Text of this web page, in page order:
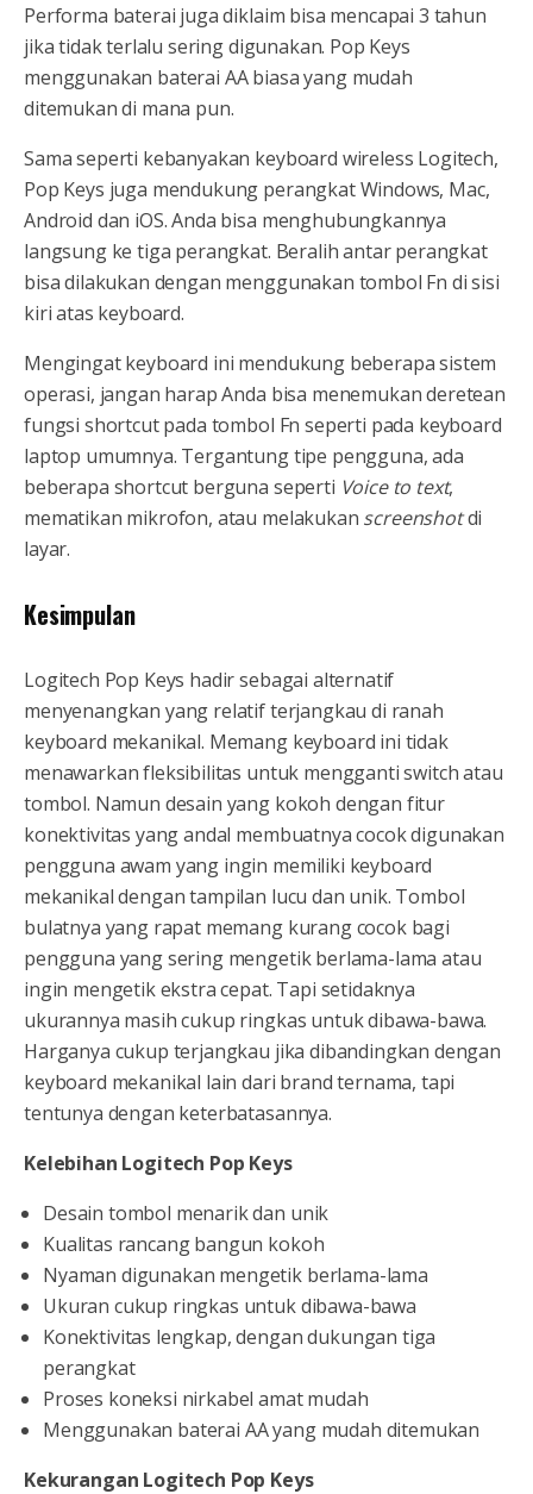
Performa baterai juga diklaim bisa mencapai 3 tahun
jika tidak terlalu sering digunakan. Pop Keys
menggunakan baterai AA biasa yang mudah
ditemukan di mana pun.
Sama seperti kebanyakan keyboard wireless Logitech,
Pop Keys juga mendukung perangkat Windows, Mac,
Android dan iOS. Anda bisa menghubungkannya
langsung ke tiga perangkat. Beralih antar perangkat
bisa dilakukan dengan menggunakan tombol Fn di sisi
kiri atas keyboard.
Mengingat keyboard ini mendukung beberapa sistem
operasi, jangan harap Anda bisa menemukan deretean
fungsi shortcut pada tombol Fn seperti pada keyboard
laptop umumnya. Tergantung tipe pengguna, ada
beberapa shortcut berguna seperti Voice to text,
mematikan mikrofon, atau melakukan screenshotdi
layar.
Kesimpulan
Logitech Pop Keys hadir sebagai alternatif
menyenangkan yang relatif terjangkau di ranah
keyboard mekanikal. Memang keyboard ini tidak
menawarkan fleksibilitas untuk mengganti switch atau
tombol. Namun desain yang kokoh dengan fitur
konektivitas yang andal membuatnya cocok digunakan
pengguna awam yang ingin memiliki keyboard
mekanikal dengan tampilan lucu dan unik. Tombol
bulatnya yang rapat memang kurang cocok bagi
pengguna yang sering mengetik berlama-lama atau
ingin mengetik ekstra cepat. Tapi setidaknya
ukurannya masih cukup ringkas untuk dibawa-bawa.
Harganya cukup terjangkau jika dibandingkan dengan
keyboard mekanikal lain dari brand ternama, tapi
tentunya dengan keterbatasannya.
Kelebihan Logitech Pop Keys
Desain tombol menarik dan unik
Kualitas rancang bangun kokoh
Nyaman digunakan mengetik berlama-lama
Ukuran cukup ringkas untuk dibawa-bawa
Konektivitas lengkap, dengan dukungan tiga
perangkat
Proses koneksi nirkabel amat mudah
Menggunakan baterai AA yang mudah ditemukan
Kekurangan Logitech Pop Keys